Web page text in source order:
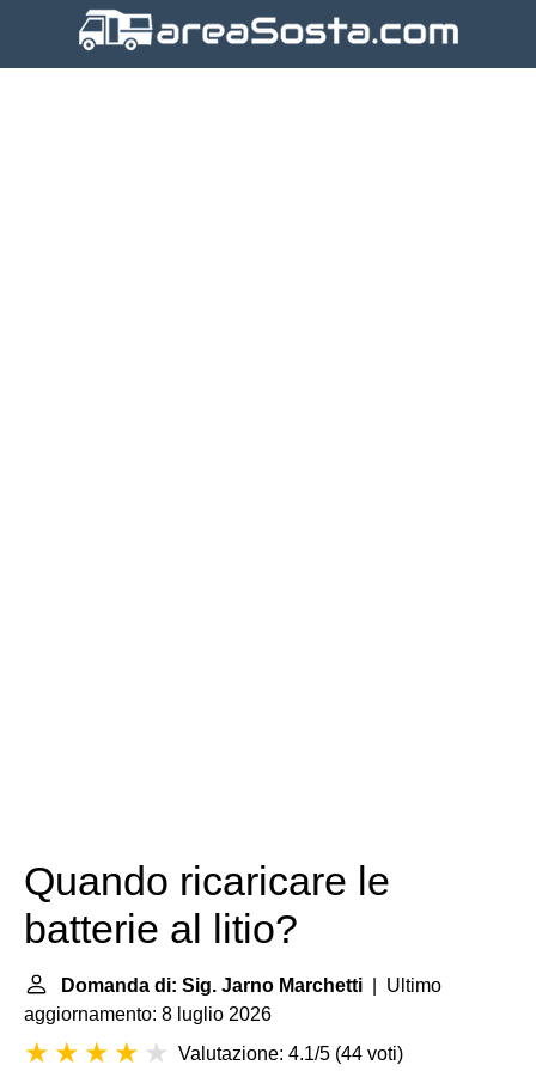
Quando ricaricare le
batterie al litio?
Domanda di: Sig. Jarno Marchetti | Ultimo
aggiornamento: 8 luglio 2026
Valutazione: 4.1/5 (44 voti)